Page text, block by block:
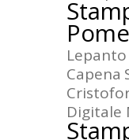
Lepanto
Capena
Digitale